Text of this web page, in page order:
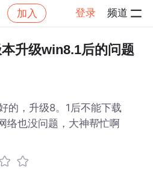
加入 登录 频道
技术 帖子详情
升级win8.1后的问题
的，升级8。1后不能下载
络也没问题，大神帮忙啊